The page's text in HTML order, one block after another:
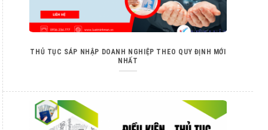
THỦ TỤC SÁP NHẬP DOANH NGHIỆP THEO QUY ĐỊNH MỚI
NHẤT